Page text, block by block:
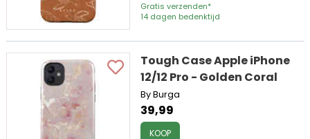
Gratis verzenden*
14 dagen bedenktijd
Tough Case Apple iPhone
12/12 Pro - Golden Coral
By Burga
39,99
KOOP